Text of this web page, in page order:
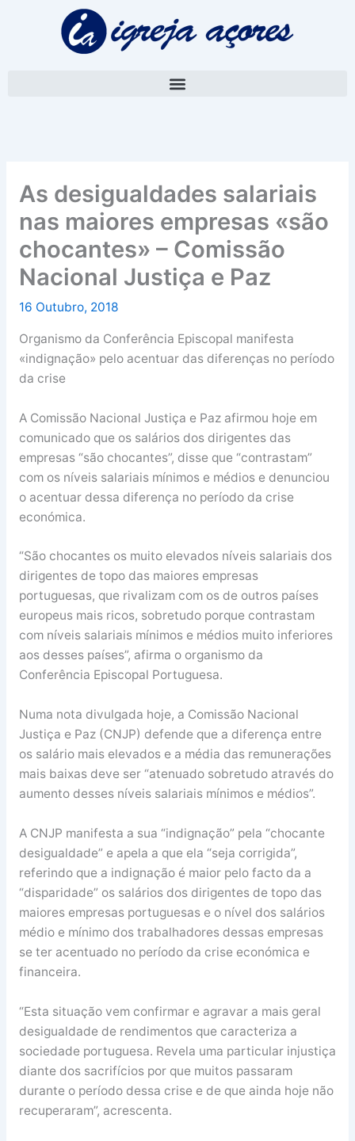
As desigualdades salariais
nas maiores empresas «são
chocantes» – Comissão
Nacional Justiça e Paz
16 Outubro, 2018
Organismo da Conferência Episcopal manifesta
«indignação» pelo acentuar das diferenças no período
da crise
A Comissão Nacional Justiça e Paz afirmou hoje em
comunicado que os salários dos dirigentes das
empresas “são chocantes”, disse que “contrastam”
com os níveis salariais mínimos e médios e denunciou
o acentuar dessa diferença no período da crise
económica.
“São chocantes os muito elevados níveis salariais dos
dirigentes de topo das maiores empresas
portuguesas, que rivalizam com os de outros países
europeus mais ricos, sobretudo porque contrastam
com níveis salariais mínimos e médios muito inferiores
aos desses países”, afirma o organismo da
Conferência Episcopal Portuguesa.
Numa nota divulgada hoje, a Comissão Nacional
Justiça e Paz (CNJP) defende que a diferença entre
os salário mais elevados e a média das remunerações
mais baixas deve ser “atenuado sobretudo através do
aumento desses níveis salariais mínimos e médios”.
A CNJP manifesta a sua “indignação” pela “chocante
desigualdade” e apela a que ela “seja corrigida”,
referindo que a indignação é maior pelo facto da a
“disparidade” os salários dos dirigentes de topo das
maiores empresas portuguesas e o nível dos salários
médio e mínimo dos trabalhadores dessas empresas
se ter acentuado no período da crise económica e
financeira.
“Esta situação vem confirmar e agravar a mais geral
desigualdade de rendimentos que caracteriza a
sociedade portuguesa. Revela uma particular injustiça
diante dos sacrifícios por que muitos passaram
durante o período dessa crise e de que ainda hoje não
recuperaram”, acrescenta.